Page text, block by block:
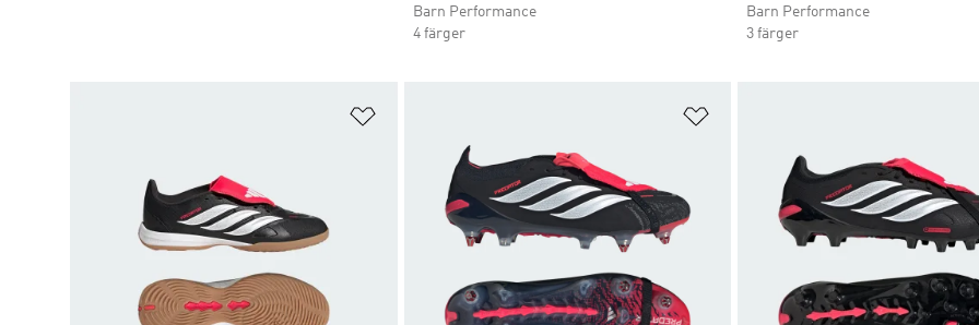
Barn Performance
4 färger
Barn Performance
3 färger